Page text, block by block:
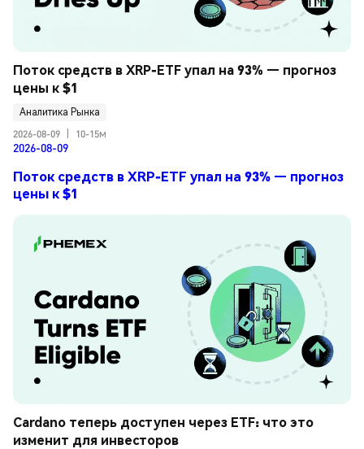
Поток средств в XRP-ETF упал на 93% — прогноз
цены к $1
Аналитика Рынка
2026-08-09
10-15м
2026-08-09
Поток средств в XRP-ETF упал на 93% — прогноз
цены к $1
Cardano теперь доступен через ETF: что это
изменит для инвесторов